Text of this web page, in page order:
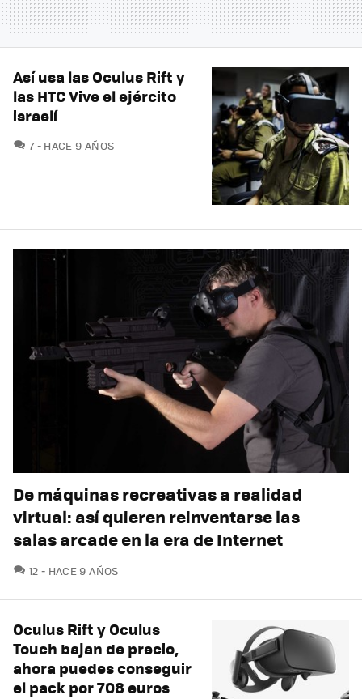
Así usa las Oculus Rift y
las HTC Vive el ejército
israelí
7COMENTARIOS
HACE 9 AÑOS
De máquinas recreativas a realidad
virtual: así quieren reinventarse las
salas arcade en la era de Internet
12 COMENTARIOS
HACE 9 AÑOS
Oculus Rift y Oculus
Touch bajan de precio,
ahora puedes conseguir
el pack por 708 euros